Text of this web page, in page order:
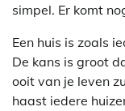
simpel. Er komt
Een huis is zoals
De kans is groot
ooit van je leven
haast iedere